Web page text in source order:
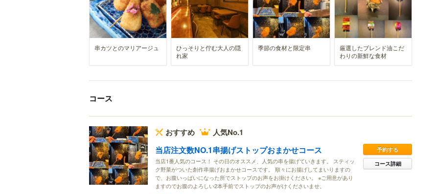
串カツとのマリアージュ
ひっそりと佇む大人の隠
れ家
季節の食材と限定串
厳選したブレンド油こだ
わりの新鮮な食材
コース
おすすめ 人気No.1
当店注文数NO.1串揚げストップおまかせコース
当店1番人気のコース！ その日のオススメ、人気の串を揚げていきます。 スティッ
ク野菜がついた創作串揚げおまかせコースです。 順々にお揚げしてまいりますの
で、お腹いっぱいになった所でストップのお声をお掛けください。 ※ご用意があり
ますのでお腹のよろしい2本手前でストップのお声がけくださいませ。
予約する
コース詳細